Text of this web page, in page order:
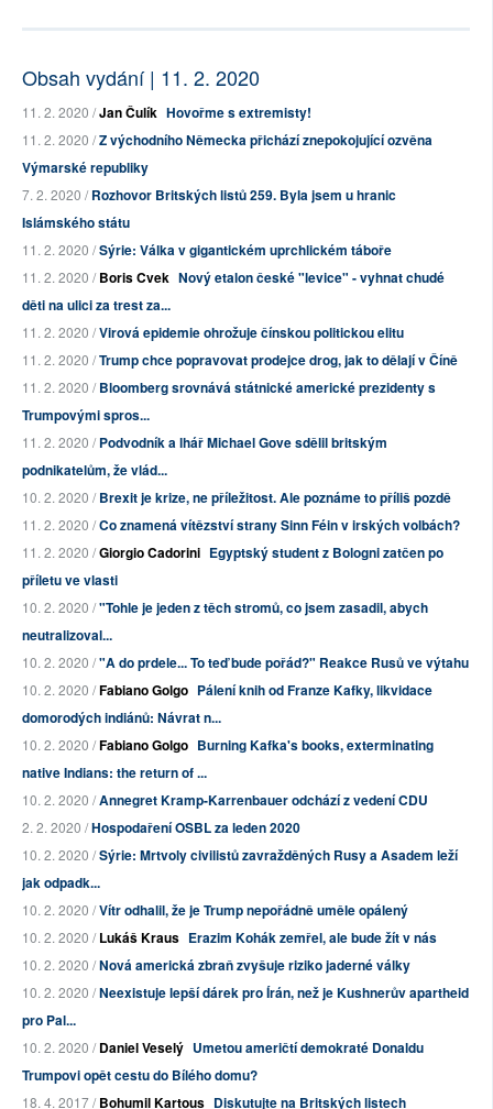
Obsah vydání | 11. 2. 2020
11. 2. 2020 /Jan Čulík Hovořme s extremisty!
11. 2. 2020 /Z východního Německa přichází znepokojující ozvěna
Výmarské republiky
7. 2. 2020 /Rozhovor Britských listů 259. Byla jsem u hranic
Islámského státu
11. 2. 2020 /Sýrie: Válka v gigantickém uprchlickém táboře
11. 2. 2020 /Boris Cvek Nový etalon české "levice" - vyhnat chudé
děti na ulici za trest za...
11. 2. 2020 /Virová epidemie ohrožuje čínskou politickou elitu
11. 2. 2020 /Trump chce popravovat prodejce drog, jak to dělají v Číně
11. 2. 2020 /Bloomberg srovnává státnické americké prezidenty s
Trumpovými spros...
11. 2. 2020 /Podvodník a lhář Michael Gove sdělil britským
podnikatelům, že vlád...
10. 2. 2020 /Brexit je krize, ne příležitost. Ale poznáme to příliš pozdě
11. 2. 2020 /Co znamená vítězství strany Sinn Féin v irských volbách?
11. 2. 2020 /Giorgio Cadorini Egyptský student z Bologni zatčen po
příletu ve vlasti
10. 2. 2020 /"Tohle je jeden z těch stromů, co jsem zasadil, abych
neutralizoval...
10. 2. 2020 /"A do prdele... To teď bude pořád?" Reakce Rusů ve výtahu
10. 2. 2020 /Fabiano Golgo Pálení knih od Franze Kafky, likvidace
domorodých indiánů: Návrat n...
10. 2. 2020 /Fabiano Golgo Burning Kafka's books, exterminating
native Indians: the return of ...
10. 2. 2020 /Annegret Kramp-Karrenbauer odchází z vedení CDU
2. 2. 2020 /Hospodaření OSBL za leden 2020
10. 2. 2020 /Sýrie: Mrtvoly civilistů zavražděných Rusy a Asadem leží
jak odpadk...
10. 2. 2020 /Vítr odhalil, že je Trump nepořádně uměle opálený
10. 2. 2020 /Lukáš Kraus Erazim Kohák zemřel, ale bude žít v nás
10. 2. 2020 /Nová americká zbraň zvyšuje riziko jaderné války
10. 2. 2020 /Neexistuje lepší dárek pro Írán, než je Kushnerův apartheid
pro Pal...
10. 2. 2020 /Daniel Veselý Umetou američtí demokraté Donaldu
Trumpovi opět cestu do Bílého domu?
18. 4. 2017 /Bohumil Kartous Diskutujte na Britských listech